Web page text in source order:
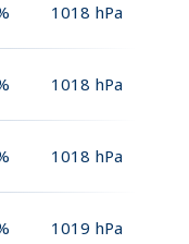
1018 hPa
1018 hPa
1018 hPa
1019 hPa